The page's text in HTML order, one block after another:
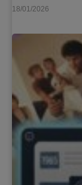
18/01/2026